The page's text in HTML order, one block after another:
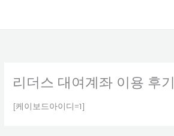
리더스 대여계좌 이용 후기
[케이보드아이디=1]